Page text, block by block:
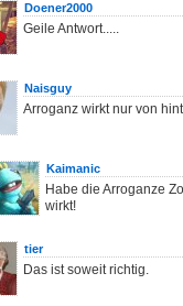
Doener2000
Geile Antwort.....
Naisguy
Arroganz wirkt nur von
Kaimanic
Habe die Arroganze
wirkt!
tier
Das ist soweit richtig.